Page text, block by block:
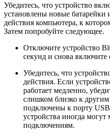
Убедитесь, что устройство
установлены новые батарейки
действия компьютера, к
Затем попробуйте следующее.
Отключите устройство
секунд и снова включите
Убедитесь, что
действия. Если
работает медленно,
слишком близко к
подключены к порту
устройства иногда
подключениям.